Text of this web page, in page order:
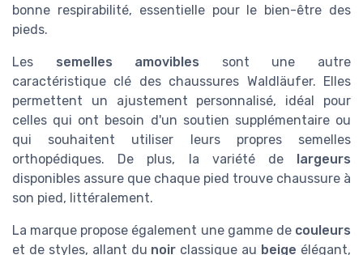
bonne respirabilité, essentielle pour le bien-être des
pieds.
Les semelles amovibles sont une autre
caractéristique clé des chaussures Waldläufer. Elles
permettent un ajustement personnalisé, idéal pour
celles qui ont besoin d'un soutien supplémentaire ou
qui souhaitent utiliser leurs propres semelles
orthopédiques. De plus, la variété de
largeurs
disponibles assure que chaque pied trouve chaussure à
son pied, littéralement.
La marque propose également une gamme de couleurs
et de styles, allant du noir classique au beige élégant,